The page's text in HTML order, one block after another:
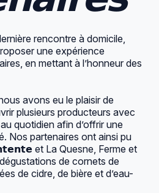
rencontre à domicile,
une expérience
en mettant à l’honneur des
avons eu le plaisir de
plusieurs producteurs avec
quotidien afin d’offrir une
Nos partenaires ont ainsi pu
et La Quesne, Ferme et
de cornets de
de cidre, de bière et d’eau-